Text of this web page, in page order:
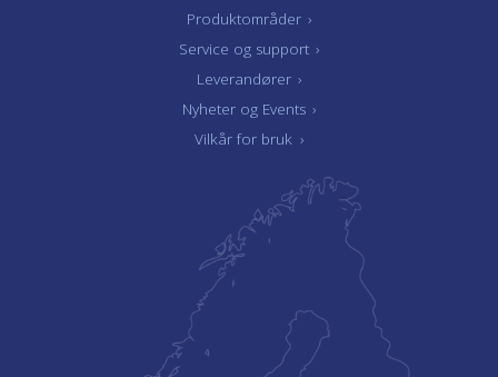
Produktområder ›
Service og support ›
Leverandører ›
Nyheter og Events ›
Vilkår for bruk ›